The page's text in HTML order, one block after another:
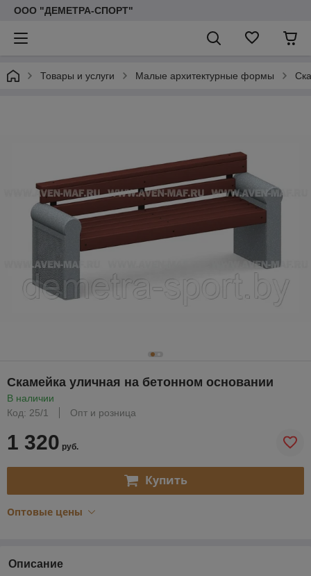
ООО "ДЕМЕТРА-СПОРТ"
Товары и услуги Малые архитектурные формы
Скамейка уличная на бетонном основании
В наличии
Код: 25/1
Опт и розница
1 320 руб.
Купить
Оптовые цены
Описание